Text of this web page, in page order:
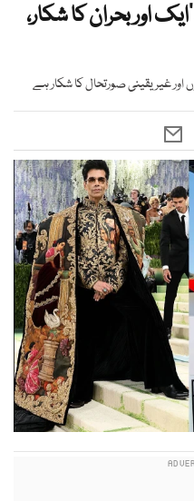
کرن جوہر کی فلم ’دوستانہ 2‘ایک اور بحران کا شکار،